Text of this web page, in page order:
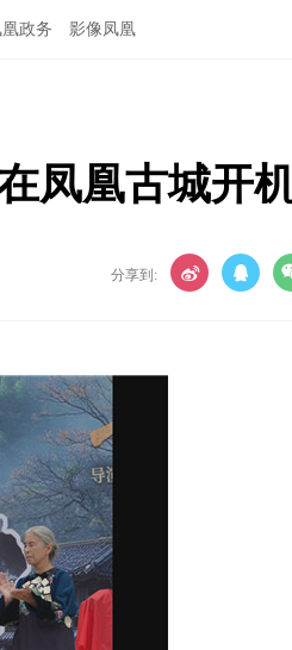
凰政务 影像凤凰
凤凰古城开
分享到: